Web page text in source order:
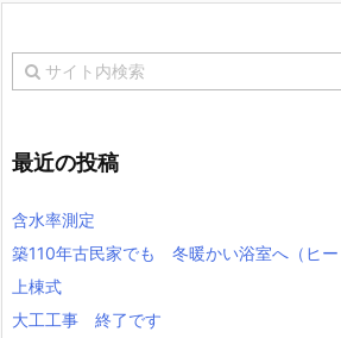
最近の投稿
含水率測定
築110年古民家でも 冬暖かい浴室へ（ヒー
上棟式
大工工事 終了です